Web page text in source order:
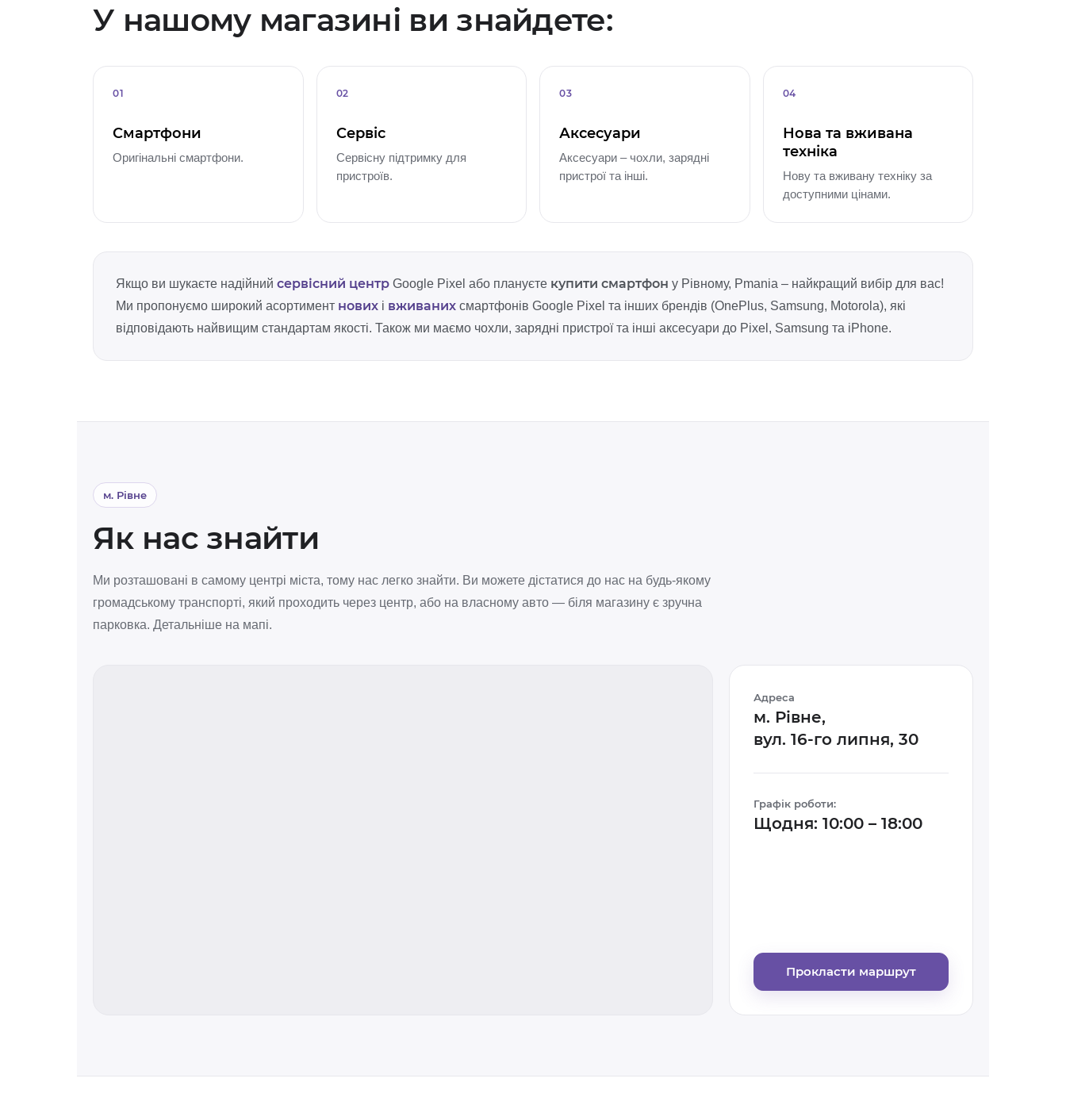
У нашому магазині ви знайдете:
01
Смартфони
Оригінальні смартфони.
02
Сервіс
Сервісну підтримку для
пристроїв.
03
Аксесуари
Аксесуари – чохли, зарядні
пристрої та інші.
04
Нова та вживана
техніка
Нову та вживану техніку за
доступними цінами.
Якщо ви шукаєте надійний сервісний центр Google Pixel або плануєте купити смартфон у Рівному, Pmania – найкращий вибір для вас!
Ми пропонуємо широкий асортимент нових і вживаних смартфонів Google Pixel та інших брендів (OnePlus, Samsung, Motorola), які
відповідають найвищим стандартам якості. Також ми маємо чохли, зарядні пристрої та інші аксесуари до Pixel, Samsung та iPhone.
м. Рівне
Як нас знайти
Ми розташовані в самому центрі міста, тому нас легко знайти. Ви можете дістатися до нас на будь-якому
громадському транспорті, який проходить через центр, або на власному авто — біля магазину є зручна
парковка. Детальніше на мапі.
Адреса
м. Рівне,
вул. 16-го липня, 30
Графік роботи:
Щодня: 10:00 – 18:00
Прокласти маршрут